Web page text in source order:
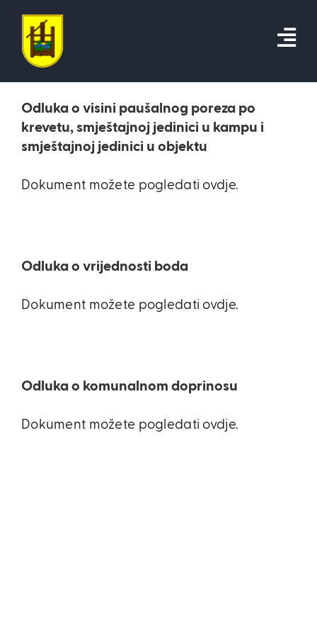
content
Odluka o visini paušalnog poreza po
krevetu, smještajnoj jedinici u kampu i
smještajnoj jedinici u objektu
Dokument možete pogledati ovdje.
Odluka o vrijednosti boda
Dokument možete pogledati ovdje.
Odluka o komunalnom doprinosu
Dokument možete pogledati ovdje.